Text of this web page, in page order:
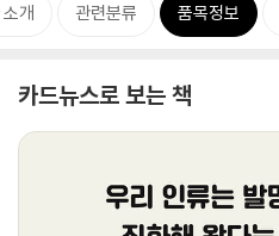
개 관련분류 품목정보
카드뉴스로 보는 책